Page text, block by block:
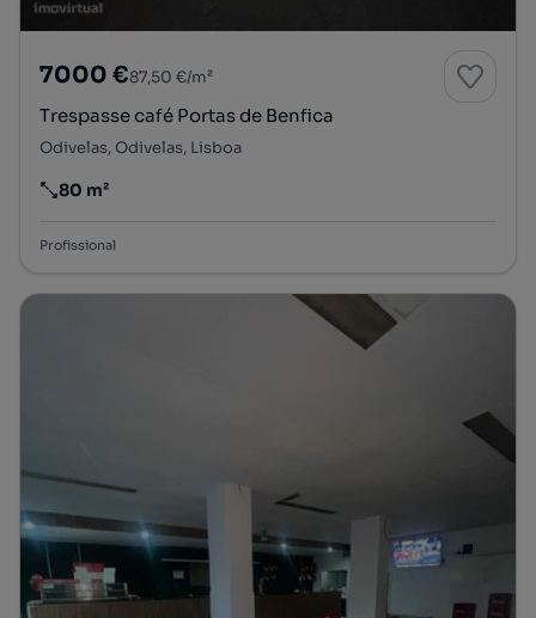
7000 €87,50 €/m²
Trespasse café Portas de Benfica
Odivelas, Odivelas, Lisboa
Preço por metro quadrado
80 m²
Profissional